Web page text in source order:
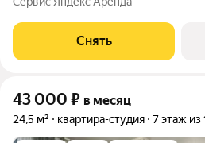
Духовой шкаф Стиральная машина Холодильник
Посудомоечная машина
Снять
43 000 ₽ в месяц
24,5 м² квартира-студия 7 этаж из